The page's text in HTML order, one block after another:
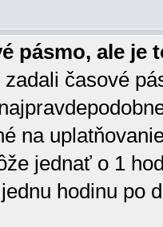
pásmo, ale je
časové
na
jednať o 1
hodinu po